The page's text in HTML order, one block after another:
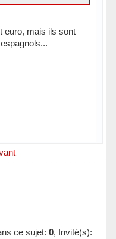
euro, mais ils sont
ce sujet: 0, Invité(s):